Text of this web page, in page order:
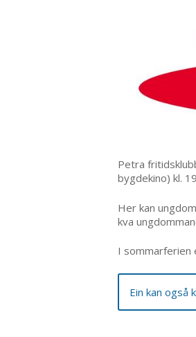
Petra
bygdekino) kl.
Her kan
kva
I sommarferien
Ein kan også